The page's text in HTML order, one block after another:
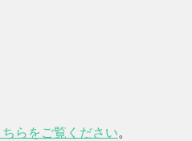
らをご覧ください。